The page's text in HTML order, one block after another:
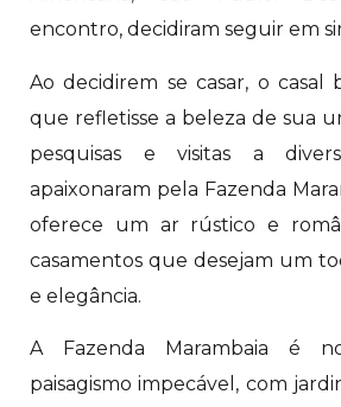
encontro, decidiram seguir em
Ao decidirem se casar, o casal
que refletisse a beleza de sua
pesquisas e visitas a
apaixonaram pela Fazenda
oferece um ar rústico e
casamentos que desejam um
e elegância.
A Fazenda Marambaia é
paisagismo impecável, com